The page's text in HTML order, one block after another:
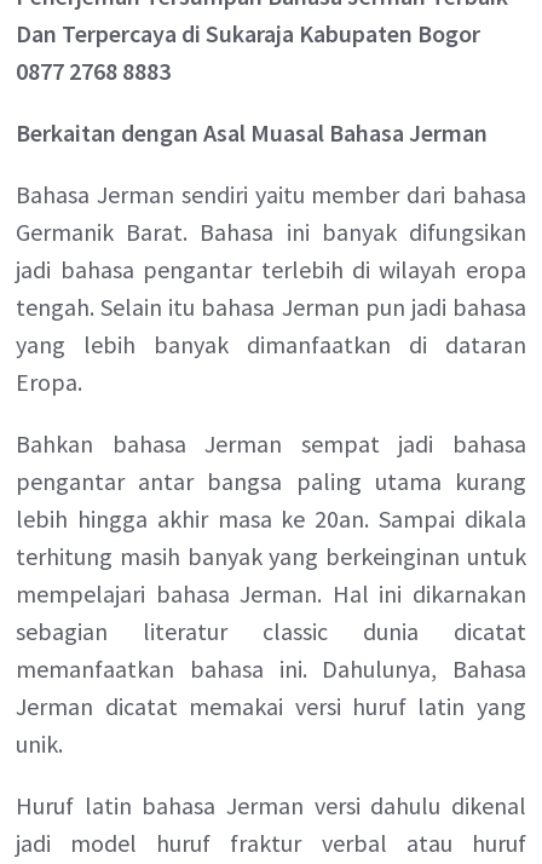
Dan Terpercaya di Sukaraja Kabupaten Bogor
0877 2768 8883
Berkaitan dengan Asal Muasal Bahasa Jerman
Bahasa Jerman sendiri yaitu member dari bahasa
Germanik Barat. Bahasa ini banyak difungsikan
jadi bahasa pengantar terlebih di wilayah eropa
tengah. Selain itu bahasa Jerman pun jadi bahasa
yang lebih banyak dimanfaatkan di dataran
Eropa.
Bahkan bahasa Jerman sempat jadi bahasa
pengantar antar bangsa paling utama kurang
lebih hingga akhir masa ke 20an. Sampai dikala
terhitung masih banyak yang berkeinginan untuk
mempelajari bahasa Jerman. Hal ini dikarnakan
sebagian literatur classic dunia dicatat
memanfaatkan bahasa ini. Dahulunya, Bahasa
Jerman dicatat memakai versi huruf latin yang
unik.
Huruf latin bahasa Jerman versi dahulu dikenal
jadi model huruf fraktur verbal atau huruf